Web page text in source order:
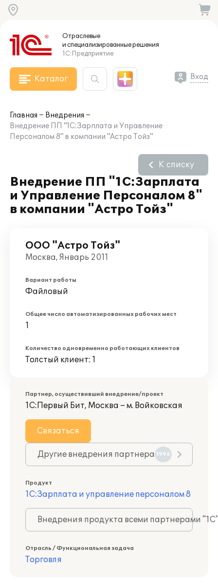
Отраслевые
и специализированныерешения
1С:Предприятие
Каталог Вход
Главная
Внедрения
Внедрение ПП "1С:Зарплата и Управление
Персоналом 8" в компании "Астро Тойз"
Внедрение ПП "1С:Зарплата
и Управление Персоналом 8"
в компании "Астро Тойз"
К списку
ООО "Астро Тойз"
Москва, Январь 2011
Вариант работы
Файловый
Общее число автоматизированных рабочих мест
1
Количество одновременно работающих клиентов
Толстый клиент: 1
Партнер, осуществивший внедрение/проект
1С:Первый Бит, Москва – м. Войковская
Связаться
Другие внедрения партнера 1996
Продукт
1С:Зарплата и управление персоналом 8
Внедрения продукта всеми партнерами
Отрасль / Функциональная задача
Торговля